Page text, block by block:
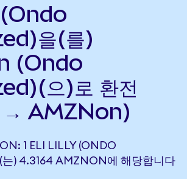
을(를)
(Ondo
으)로 환전
→ AMZNon)
1 ELI LILLY (ONDO
는) 4.3164 AMZNON에 해당합니다